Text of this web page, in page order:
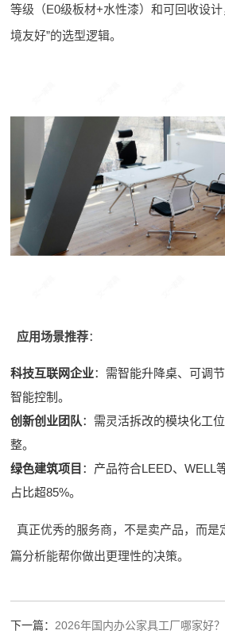
等级（E0级板材+水性漆）和可回收设
境友好”的选型逻辑。
应用场景推荐：
科技互联网企业：需智能升降桌、可调
智能控制。
创新创业团队：需灵活拆改的模块化工
整。
绿色建筑项目 ：产品符合LEED、WELL
占比超85%。
真正优秀的服务商，不是卖产品，而是
篇分析能帮你做出更理性的决策。
下一篇：2026年国内办公家具工厂哪家好？业内盘